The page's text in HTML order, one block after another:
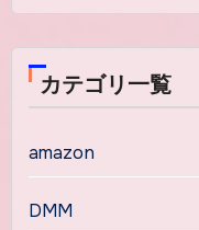
カテゴリ一覧
amazon
DMM